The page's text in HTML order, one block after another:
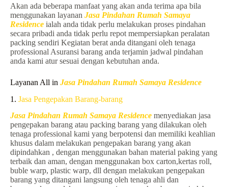
Akan ada beberapa manfaat yang akan anda terima apa bila
menggunakan layanan Jasa Pindahan Rumah Samaya
Residence ialah anda tidak perlu melakukan proses pindahan
secara pribadi anda tidak perlu repot mempersiapkan peralatan
packing sendiri Kegiatan berat anda ditangani oleh tenaga
professional Asuransi barang anda terjamin jadwal pindahan
anda kami atur sesuai dengan kebutuhan anda.
Layanan All in Jasa Pindahan Rumah Samaya Residence
1. Jasa Pengepakan Barang-barang
Jasa Pindahan Rumah Samaya Residence menyediakan jasa
pengepakan barang atau packing barang yang dilakukan oleh
tenaga professional kami yang berpotensi dan memiliki keahlian
khusus dalam melakukan pengepakan barang yang akan
dipindahkan , dengan menggunakan bahan material paking yang
terbaik dan aman, dengan menggunakan box carton,kertas roll,
buble warp, plastic warp, dll dengan melakukan pengepakan
barang yang ditangani langsung oleh tenaga ahli dan